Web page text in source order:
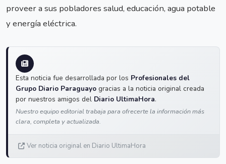
proveer a sus pobladores salud, educación, agua potable
y energía eléctrica.
Esta noticia fue desarrollada por los Profesionales del
Grupo Diario Paraguayo gracias a la noticia original creada
por nuestros amigos del Diario UltimaHora.
Nuestro equipo editorial trabaja para ofrecerte la información más
clara, completa y actualizada.
Ver noticia original en Diario UltimaHora